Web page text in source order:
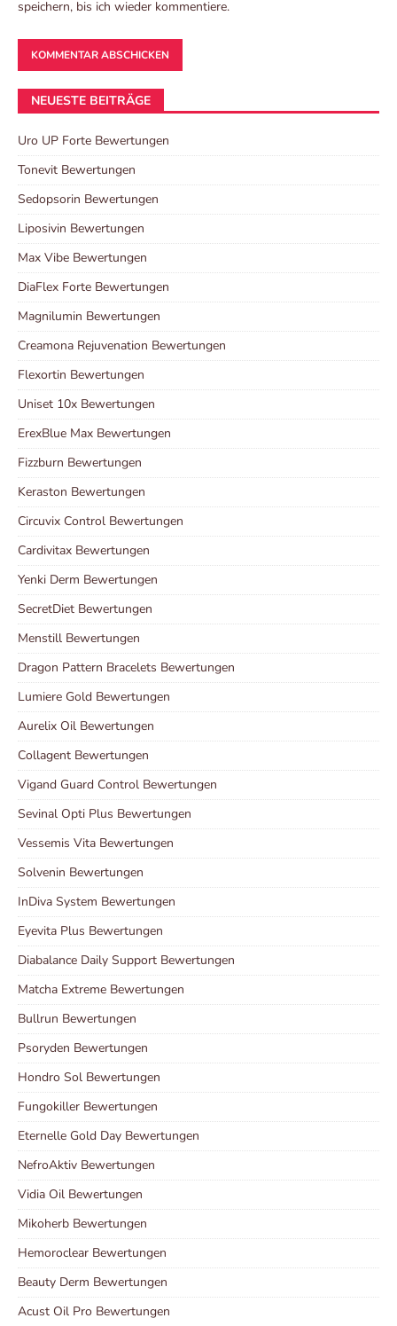
speichern, bis ich wieder kommentiere.
NEUESTE BEITRÄGE
Uro UP Forte Bewertungen
Tonevit Bewertungen
Sedopsorin Bewertungen
Liposivin Bewertungen
Max Vibe Bewertungen
DiaFlex Forte Bewertungen
Magnilumin Bewertungen
Creamona Rejuvenation Bewertungen
Flexortin Bewertungen
Uniset 10x Bewertungen
ErexBlue Max Bewertungen
Fizzburn Bewertungen
Keraston Bewertungen
Circuvix Control Bewertungen
Cardivitax Bewertungen
Yenki Derm Bewertungen
SecretDiet Bewertungen
Menstill Bewertungen
Dragon Pattern Bracelets Bewertungen
Lumiere Gold Bewertungen
Aurelix Oil Bewertungen
Collagent Bewertungen
Vigand Guard Control Bewertungen
Sevinal Opti Plus Bewertungen
Vessemis Vita Bewertungen
Solvenin Bewertungen
InDiva System Bewertungen
Eyevita Plus Bewertungen
Diabalance Daily Support Bewertungen
Matcha Extreme Bewertungen
Bullrun Bewertungen
Psoryden Bewertungen
Hondro Sol Bewertungen
Fungokiller Bewertungen
Eternelle Gold Day Bewertungen
NefroAktiv Bewertungen
Vidia Oil Bewertungen
Mikoherb Bewertungen
Hemoroclear Bewertungen
Beauty Derm Bewertungen
Acust Oil Pro Bewertungen